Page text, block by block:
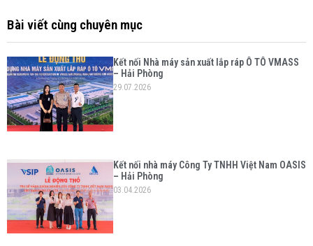
Bài viết cùng chuyên mục
Kết nối Nhà máy sản xuất lắp ráp Ô TÔ VMASS
– Hải Phòng
29.07.2026
Kết nối nhà máy Công Ty TNHH Việt Nam OASIS
– Hải Phòng
03.04.2026